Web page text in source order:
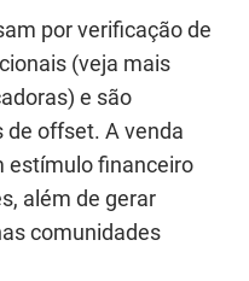
por verificação de
(veja mais
e são
deoffset. A venda
estímulo financeiro
além de gerar
comunidades